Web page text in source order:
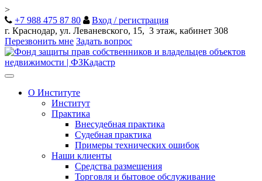
>
+7 988 475 87 80
Вход / регистрация
г. Краснодар, ул. Леваневского, 15, 3 этаж, кабинет 308
Перезвонить мне Задать вопрос
Toggle
navigationО Институте
Институт
Практика
Внесудебная практика
Судебная практика
Примеры технических ошибок
Наши клиенты
Средства размещения
Торговля и бытовое обслуживание